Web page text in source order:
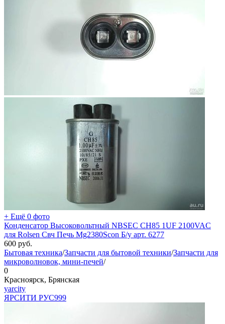
+ Ещё 0 фото
Конденсатор Высоковольтный NBSEC CH85 1UF 2100VAC
для Rolsen Свч Печь Mg2380Scon Б/у арт. 6277
600 руб.
Бытовая техника/Запчасти для бытовой техники/Запчасти для
микроволновок, мини-печей/
0
Красноярск, Брянская
yarcity
ЯРСИТИ РУС999